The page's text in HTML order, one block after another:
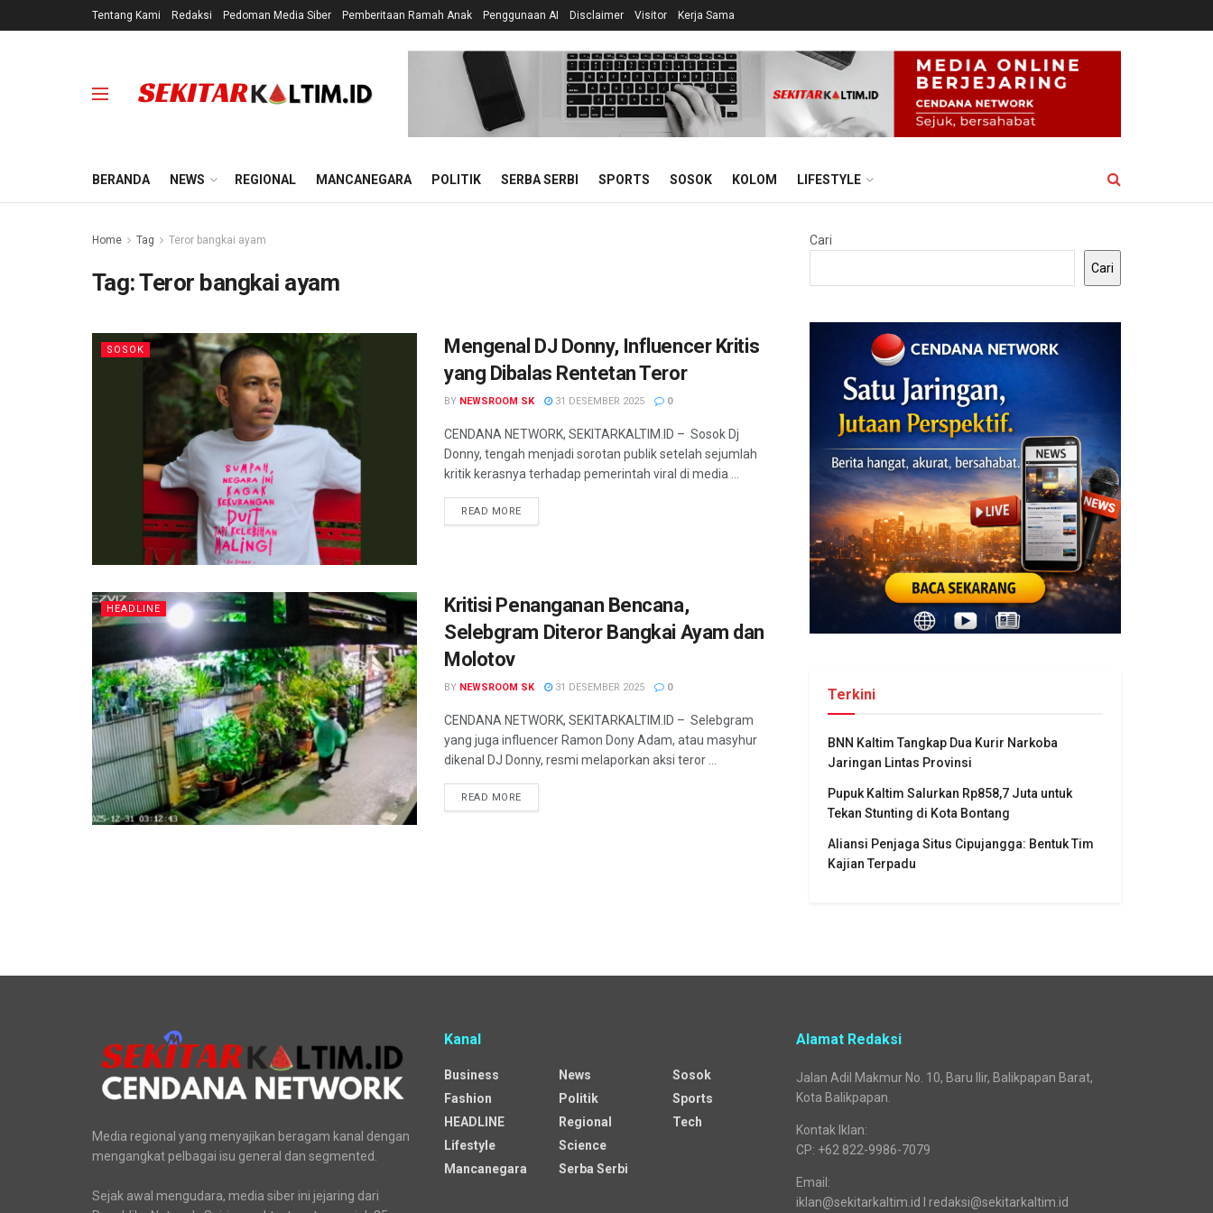
Tentang Kami Redaksi Pedoman Media Siber Pemberitaan Ramah Anak Penggunaan AI Disclaimer Visitor Kerja Sama
BERANDA NEWS REGIONAL MANCANEGARA POLITIK SERBA SERBI SPORTS SOSOK KOLOM LIFESTYLE
Home Tag Teror bangkai ayam
Tag:Teror bangkai ayam
SOSOK
Mengenal DJ Donny, Influencer Kritis
yang Dibalas Rentetan Teror
BY NEWSROOM SK 31 DESEMBER 2025 0
CENDANA NETWORK, SEKITARKALTIM.ID – Sosok Dj
Donny, tengah menjadi sorotan publik setelah sejumlah
kritik kerasnya terhadap pemerintah viral di media ...
READ MORE
HEADLINE
Kritisi Penanganan Bencana,
Selebgram Diteror Bangkai Ayam dan
Molotov
BY NEWSROOM SK 31 DESEMBER 2025 0
CENDANA NETWORK, SEKITARKALTIM.ID – Selebgram
yang juga influencer Ramon Dony Adam, atau masyhur
dikenal DJ Donny, resmi melaporkan aksi teror ...
READ MORE
Cari
Cari
Terkini
BNN Kaltim Tangkap Dua Kurir Narkoba
Jaringan Lintas Provinsi
Pupuk Kaltim Salurkan Rp858,7 Juta untuk
Tekan Stunting di Kota Bontang
Aliansi Penjaga Situs Cipujangga: Bentuk Tim
Kajian Terpadu
Media regional yang menyajikan beragam kanal dengan
mengangkat pelbagai isu general dan segmented.
Sejak awal mengudara, media siber ini jejaring dari
Kanal
Business
Fashion
HEADLINE
Lifestyle
Mancanegara
News
Politik
Regional
Science
Serba Serbi
Sosok
Sports
Tech
Alamat Redaksi
Jalan Adil Makmur No. 10, Baru Ilir, Balikpapan Barat,
Kota Balikpapan.
Kontak Iklan:
CP: +62 822-9986-7079
Email:
iklan@sekitarkaltim.id I redaksi@sekitarkaltim.id